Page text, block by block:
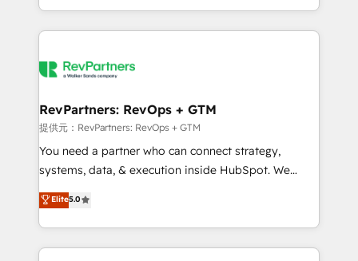
transform brand experiences As one of the few full-
service creative agencies in the HubSpot
winning design to build scalable, globally
marketing campaigns, & RevOps frameworks that
fuel long-term success We connect the entire
customer lifecycle through seamless integrations,
ensure long-term adoption with change-
and service to drive sustainable growth With 6 key
HubSpot accreditations and experience across
RevPartners: RevOps + GTM
提供元：RevPartners: RevOps + GTM
You need a partner who can connect strategy,
systems, data, & execution inside HubSpot. We
bridge the gap where most agencies fall short by
combining GTM strategy with technical execution to
solve the right problem with the right solution. As the
only firm in the world to hold Elite Partner
Elite5.0